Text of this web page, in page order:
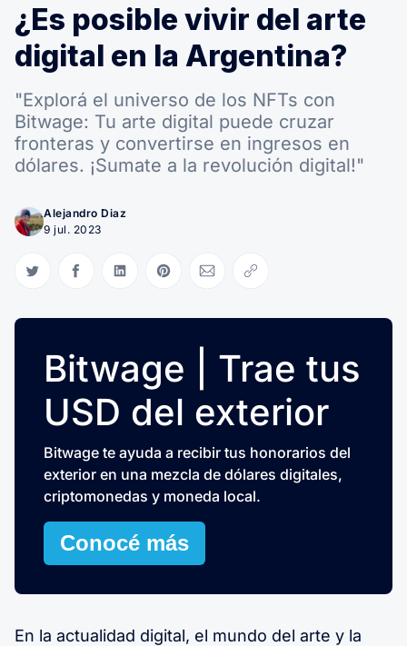
¿Es posible vivir del arte
digital en la Argentina?
"Explorá el universo de los NFTs con
Bitwage: Tu arte digital puede cruzar
fronteras y convertirse en ingresos en
dólares. ¡Sumate a la revolución digital!"
Alejandro Diaz
9 jul. 2023
Compartir en Twitter
Compartir en Facebook
Compartir en LinkedIn
Compartir en Pinterest
Compartir via Email
Copiar link
Bitwage | Trae tus
USD del exterior
Bitwage te ayuda a recibir tus honorarios del
exterior en una mezcla de dólares digitales,
criptomonedas y moneda local.
Conocé más
En la actualidad digital, el mundo del arte y la